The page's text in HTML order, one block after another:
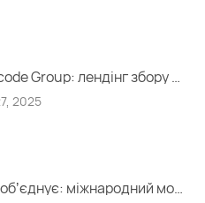
NOVA & Incode Group: лендінг збору на 5 000 000 грн
2025
Спорт, що обʼєднує: міжнародний молодіжний турнір USFL у Львові